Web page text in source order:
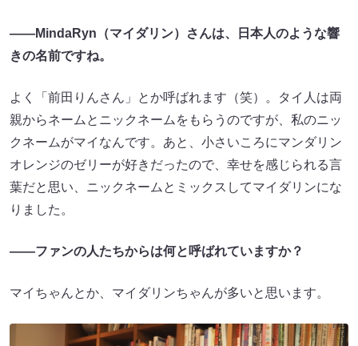
――MindaRyn（マイダリン）さんは、日本人のような響
きの名前ですね。
よく「前田りんさん」とか呼ばれます（笑）。タイ人は両
親からネームとニックネームをもらうのですが、私のニッ
クネームがマイなんです。あと、小さいころにマンダリン
オレンジのゼリーが好きだったので、幸せを感じられる言
葉だと思い、ニックネームとミックスしてマイダリンにな
りました。
――ファンの人たちからは何と呼ばれていますか？
マイちゃんとか、マイダリンちゃんが多いと思います。